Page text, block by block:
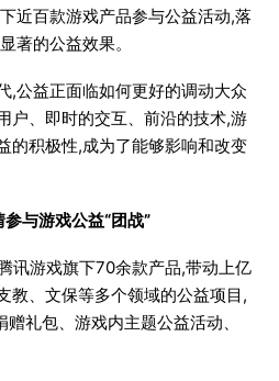
近百款游戏产品参与公益活动,落
著的公益效果。
,公益正面临如何更好的调动大众
户、即时的交互、前沿的技术,游
的积极性,成为了能够影响和改变
与游戏公益“团战”
讯游戏旗下70余款产品,带动上亿
教、文保等多个领域的公益项目,
礼包、游戏内主题公益活动、